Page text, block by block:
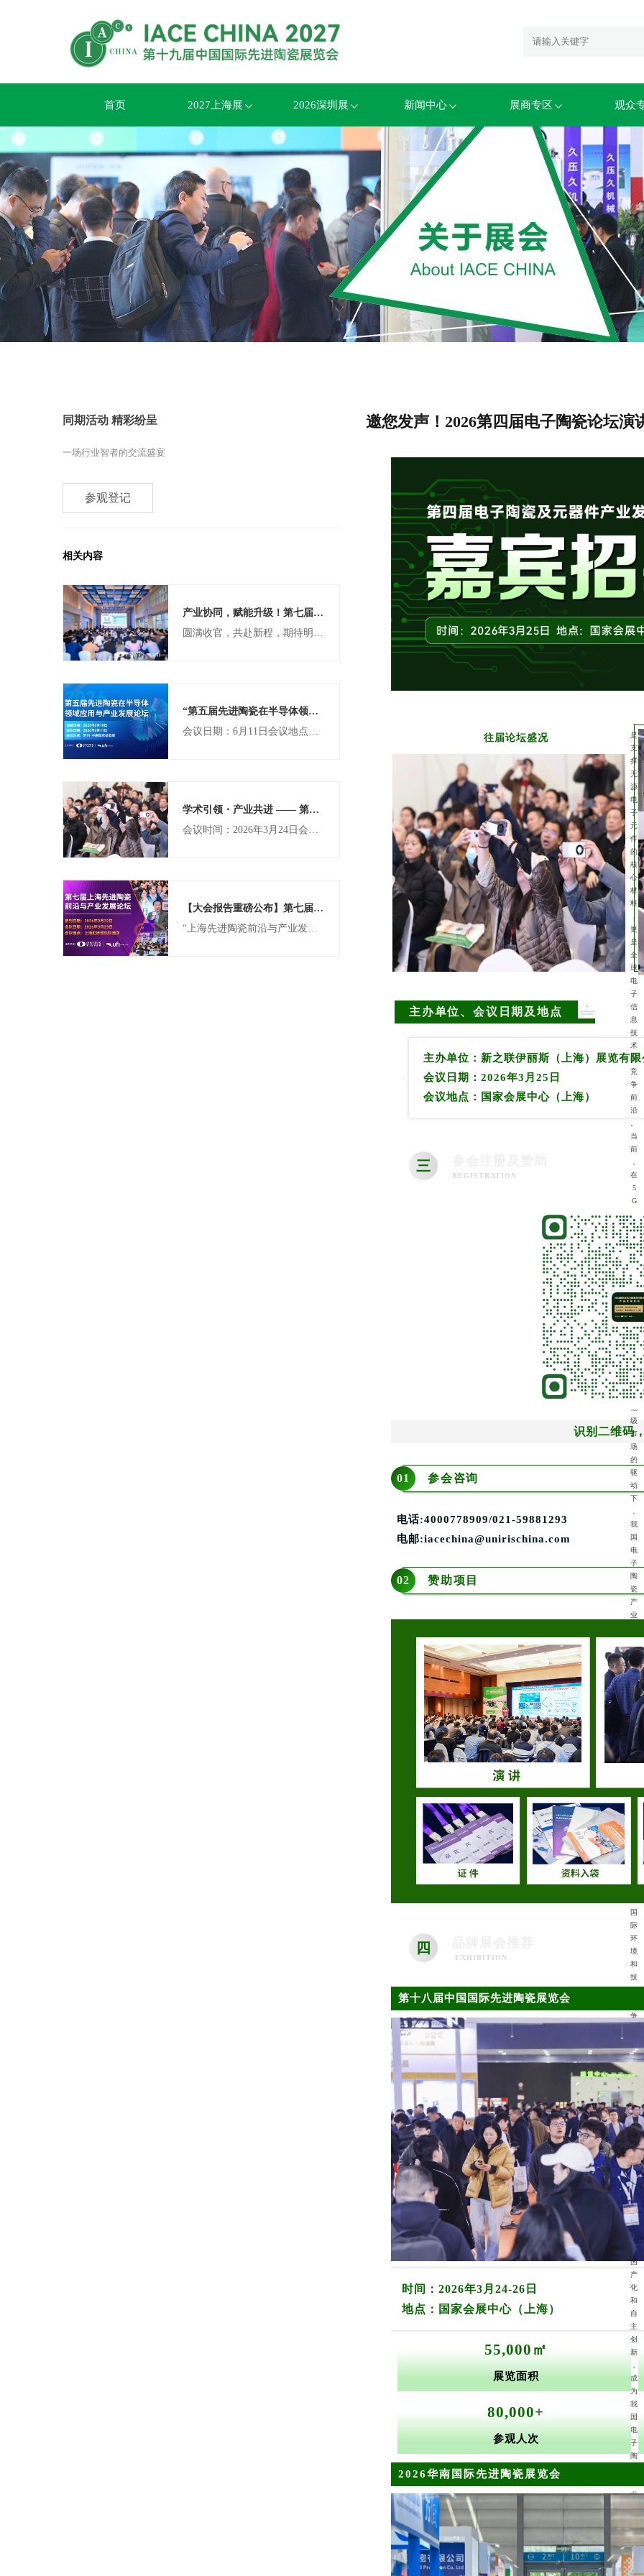
首页 2027上海展 2026深圳展 新闻中心 展商专区 观众
同期活动 精彩纷呈
一场行业智者的交流盛宴
参观登记
相关内容
产业协同，赋能升级！第七届上海先进陶瓷前沿与产业发展论坛圆满落幕！
“第五届先进陶瓷在半导体领域应用与产业发展论坛”将于6月11日在苏州隆重举办，诚邀您莅临参会！
学术引领・产业共进 —— 第四届电子陶瓷及元器件产业发展论坛议题公布！
【大会报告重磅公布】第七届上海先进陶瓷前沿与产业发展论坛诚邀您共赴行业盛会！
“上海先进陶瓷前沿与产业发展论坛”自2018年举办以来，已成功举办了六届，成为国内水平最高、影响力最大、最具权威性的先进陶瓷行业盛会！参会做报告的嘉宾包括中国工程院院士、中科院和知名大学的教授学者、以及国内外享有盛名的企业技术专家与高管；光临论坛做大会报告的嘉宾已有陶瓷材料领域权威专家江东亮院士、张立同院士、周济院士、张联盟院士、董绍明院士、傅正义院士，还有来自日本京瓷、法国圣戈班、德国赛琅泰克公司、德国弗劳恩霍夫硅酸盐研究所、韩国精细陶瓷协会的专家。
邀您发声！2026第四届电子陶瓷论坛演
是
支
撑
无
源
电
子
元
件
的
核
心
材
料
更
是
全
球
电
子
信
息
技
术
的
竞
争
前
沿
当
前
在
5
G
信
、
人
工
智
能
与
新
能
源
汽
车
等
万
级
市
场
的
驱
动
下
我
国
电
子
陶
瓷
产
业
来
跨
越
式
发
展
的
战
略
期
杂
国
际
环
境
和
技
争
速
陶
瓷
材
料
与
元
器
件
全
产
业
链
的
国
产
化
和
自
主
创
新
成
为
我
国
电
子
陶
业
发
的
关
键
。
往届论坛盛况
主办单位、会议日期及地点
主办单位：新之联伊丽斯（上海）展览有
会议日期：2026年3月25日
会议地点：国家会展中心（上海）
三
REGISTRATION
识别二维码
01 参会咨询
电话:4000778909/021-59881293
电邮:iacechina@unirischina.com
02 赞助项目
四
EXHIBITION
第十八届中国国际先进陶瓷展览会
时间：2026年3月24-26日
地点：国家会展中心（上海）
55,000㎡
展览面积
80,000+
参观人次
2026华南国际先进陶瓷展览会